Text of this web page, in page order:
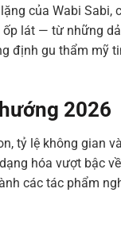
của Wabi Sabi,
ốp lát — từ những
định gu thẩm mỹ
2026
tỷ lệ không gian
hóa vượt bậc
các tác phẩm